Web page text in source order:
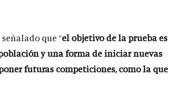
que “el objetivo de la prueba es
y una forma de iniciar nuevas
futuras competiciones, como la que